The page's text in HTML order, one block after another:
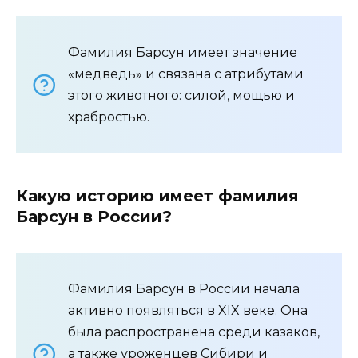
Фамилия Барсун имеет значение
«медведь» и связана с атрибутами
этого животного: силой, мощью и
храбростью.
Какую историю имеет фамилия
Барсун в России?
Фамилия Барсун в России начала
активно появляться в XIX веке. Она
была распространена среди казаков,
а также уроженцев Сибири и